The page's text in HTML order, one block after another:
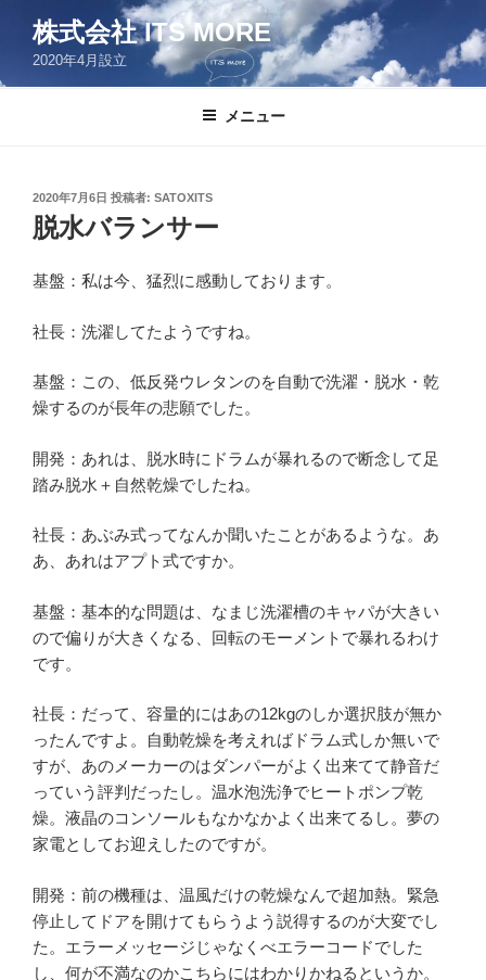
ン
株式会社 ITS MORE
2020年4月設立
メニュー
投
稿
日:
2020年7月6日 投稿者: SATOXITS
脱水バランサー
基盤：私は今、猛烈に感動しております。
社長：洗濯してたようですね。
基盤：この、低反発ウレタンのを自動で洗濯・脱水・乾
燥するのが長年の悲願でした。
開発：あれは、脱水時にドラムが暴れるので断念して足
踏み脱水＋自然乾燥でしたね。
社長：あぶみ式ってなんか聞いたことがあるような。あ
あ、あれはアプト式ですか。
基盤：基本的な問題は、なまじ洗濯槽のキャパが大きい
ので偏りが大きくなる、回転のモーメントで暴れるわけ
です。
社長：だって、容量的にはあの12kgのしか選択肢が無か
ったんですよ。自動乾燥を考えればドラム式しか無いで
すが、あのメーカーのはダンパーがよく出来てて静音だ
っていう評判だったし。温水泡洗浄でヒートポンプ乾
燥。液晶のコンソールもなかなかよく出来てるし。夢の
家電としてお迎えしたのですが。
開発：前の機種は、温風だけの乾燥なんで超加熱。緊急
停止してドアを開けてもらうよう説得するのが大変でし
た。エラーメッセージじゃなくべエラーコードでした
し、何が不満なのかこちらにはわかりかねるというか。